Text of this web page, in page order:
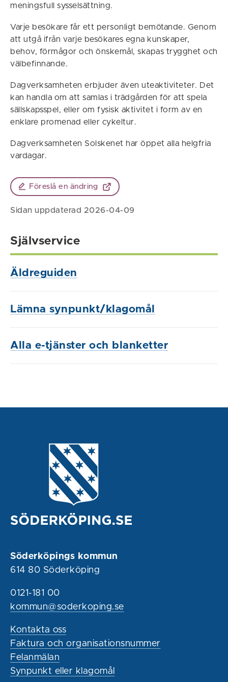
meningsfull sysselsättning.
Varje besökare får ett personligt bemötande. Genom
att utgå ifrån varje besökares egna kunskaper,
behov, förmågor och önskemål, skapas trygghet och
välbefinnande.
Dagverksamheten erbjuder även uteaktiviteter. Det
kan handla om att samlas i trädgården för att spela
sällskapsspel, eller om fysisk aktivitet i form av en
enklare promenad eller cykeltur.
Dagverksamheten Solskenet har öppet alla helgfria
vardagar.
Föreslå en ändring
Sidan uppdaterad 2026-04-09
Självservice
Äldreguiden
Lämna synpunkt/klagomål
Alla e-tjänster och blanketter
Söderköpings kommun
614 80 Söderköping
0121-181 00
kommun@soderkoping.se
Kontakta oss
Faktura och organisationsnummer
Felanmälan
Synpunkt eller klagomål